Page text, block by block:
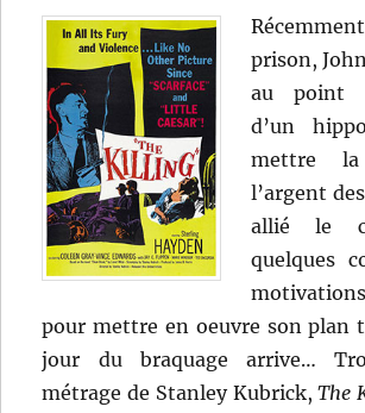
prison,
au point
d’un
mettre
l’argent
allié le
quelques
pour mettre en oeuvre son plan
jour du braquage arrive…
métrage de Stanley Kubrick,The